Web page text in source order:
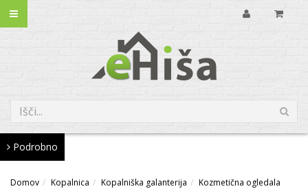
Podrobno
Domov Kopalnica Kopalniška galanterija Kozmetična ogledala